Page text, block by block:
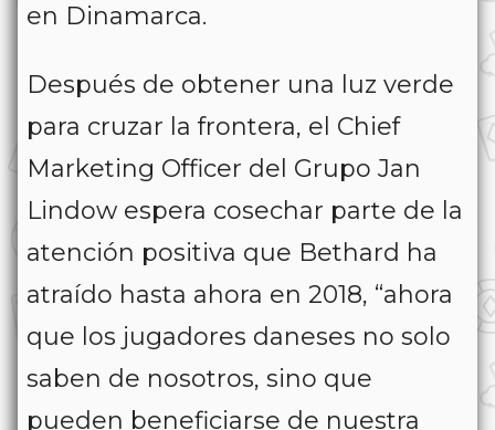
en Dinamarca.
Después de obtener una luz verde
para cruzar la frontera, el Chief
Marketing Officer del Grupo Jan
Lindow espera cosechar parte de la
atención positiva que Bethard ha
atraído hasta ahora en 2018, “ahora
que los jugadores daneses no solo
saben de nosotros, sino que
pueden beneficiarse de nuestra